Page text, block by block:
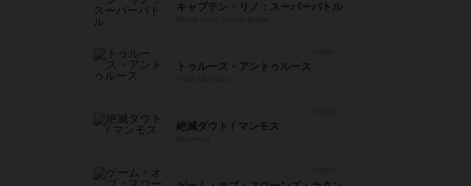
キャプテン・リノ：スーパーバトル
トゥルース・アントゥルース
絶滅ダウト / マンモス